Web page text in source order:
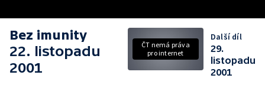
Bez imunity
22. listopadu
2001
ČT nemá práva
pro internet
Další díl
29.
listopadu
2001